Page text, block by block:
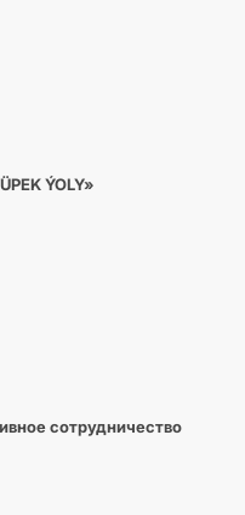
ÝOLY»
сотрудничество